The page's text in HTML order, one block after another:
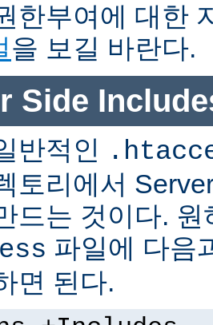
한부여에 대한
을 보길 바란다.
Side
반적인
토리에서
드는 것이다.
파일에 다음
면 된다.